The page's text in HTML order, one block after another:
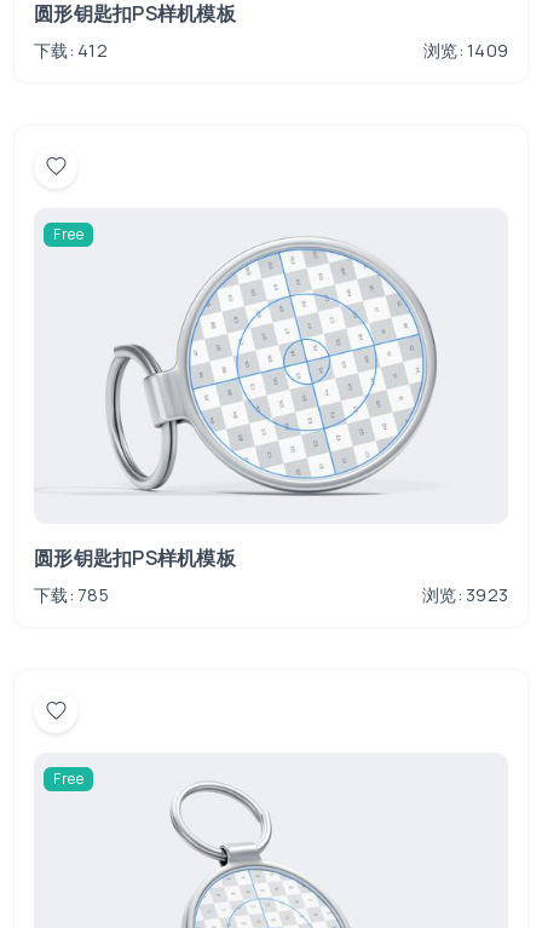
圆形钥匙扣PS样机模板
下载: 412 浏览: 1409
Free
圆形钥匙扣PS样机模板
下载: 785 浏览: 3923
Free